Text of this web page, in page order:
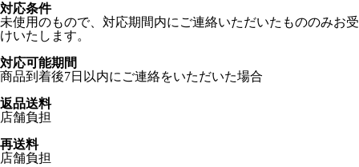
対応条件
未使用のもので、対応期間内にご連絡いただいたもののみお受
けいたします。
対応可能期間
商品到着後7日以内にご連絡をいただいた場合
返品送料
店舗負担
再送料
店舗負担